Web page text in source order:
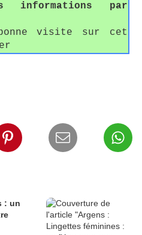
informations par
visite sur cet
: un